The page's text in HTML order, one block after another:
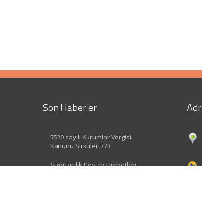
Son Haberler
5520 sayılı Kurumlar Vergisi
Kanunu Sirküleri /73
Sigortacılık Destek Hizmetleri